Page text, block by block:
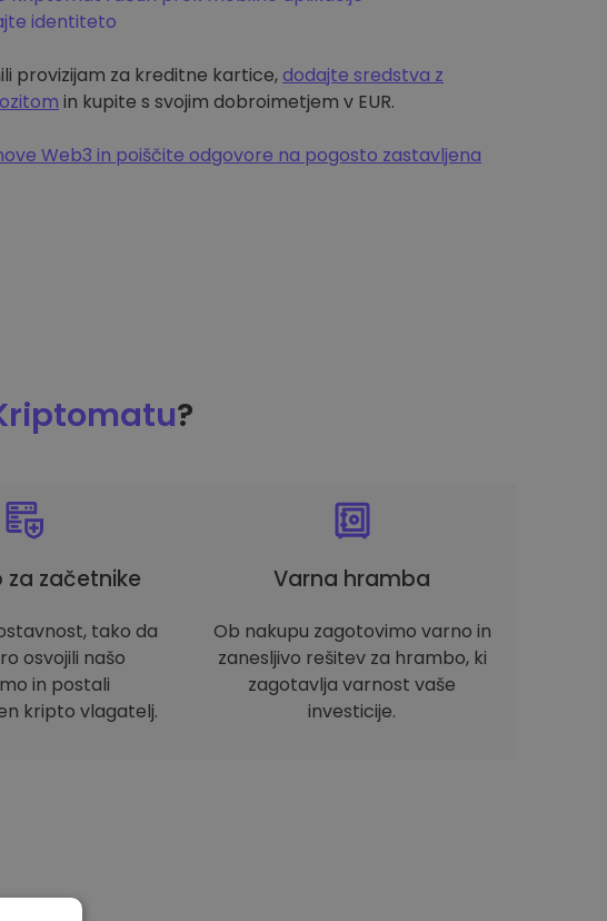
identiteto
provizijam za kreditne kartice,dodajte sredstva z
in kupite s svojim dobroimetjem v EUR.
Web3 in poiščite odgovore na pogosto zastavljena
?
za začetnike
tako da
osvojili našo
in postali
kripto vlagatelj.
Varna hramba
Ob nakupu zagotovimo varno in
zanesljivo rešitev za hrambo, ki
zagotavlja varnost vaše
investicije.